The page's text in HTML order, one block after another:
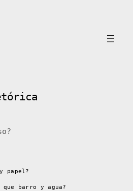
papel?
que barro y agua?